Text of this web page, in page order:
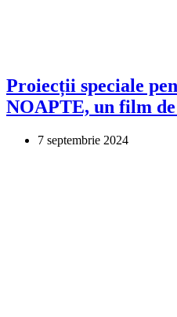
Proiecții speciale
NOAPTE, un film
7 septembrie 2024